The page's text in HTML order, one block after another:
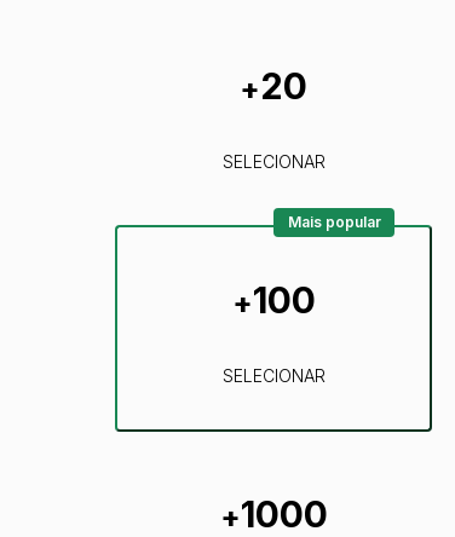
+20
SELECIONAR
+100
SELECIONAR
Mais popular
+1000